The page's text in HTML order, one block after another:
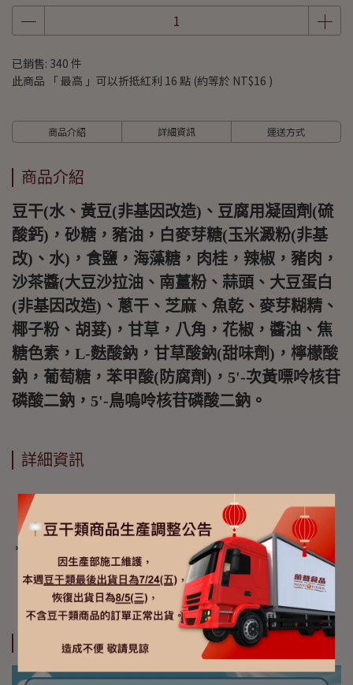
已銷售: 340 件
此商品 「 最高 」可以折抵紅利 16 點 (約等於 NT$16 )
商品介紹 詳細資訊 運送方式
商品介紹
豆干(水、黃豆(非基因改造)、豆腐用凝固劑(硫
酸鈣)，砂糖，豬油，白麥芽糖(玉米澱粉(非基
改)、水)，食鹽，海藻糖，肉桂，辣椒，豬肉，
沙茶醬(大豆沙拉油、南薑粉、蒜頭、大豆蛋白
(非基因改造)、蔥干、芝麻、魚乾、麥芽糊精、
椰子粉、胡荽)，甘草，八角，花椒，醬油、焦
糖色素，L-麩酸鈉，甘草酸鈉(甜味劑)，檸檬酸
鈉，葡萄糖，苯甲酸(防腐劑)，5'-次黃嘌呤核苷
磷酸二鈉，5'-鳥嗚呤核苷磷酸二鈉。
詳細資訊
*本產品含有大豆類、含麩質之穀物類、芝麻、
魚類及其製品之過敏原
運送方式